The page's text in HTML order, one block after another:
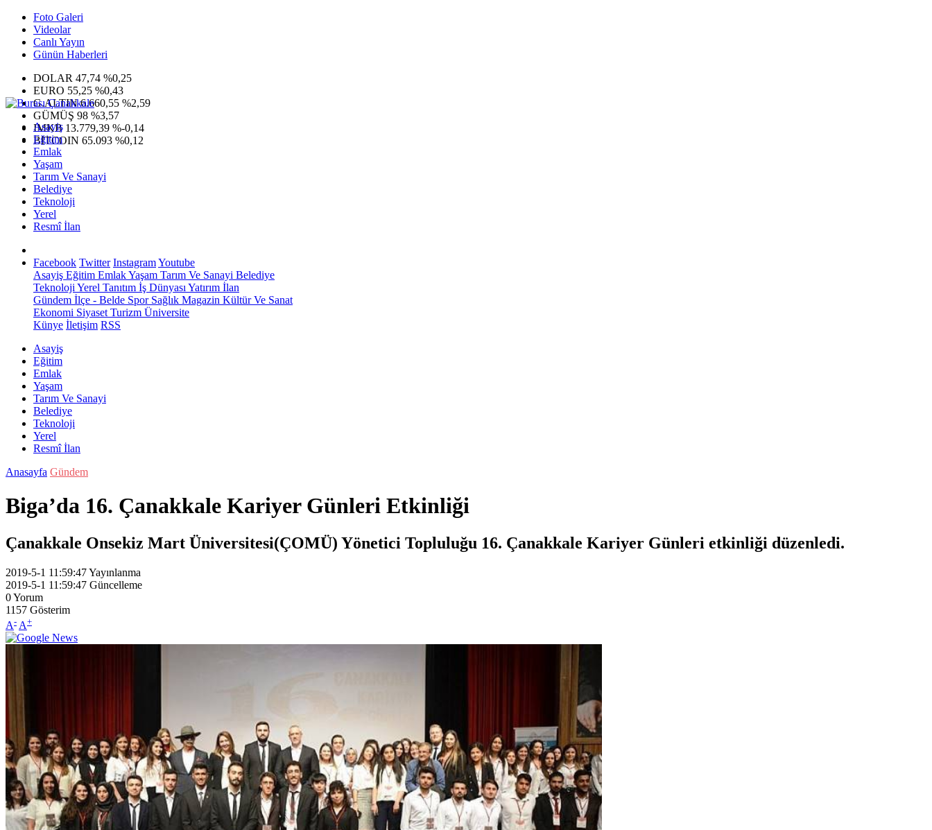
Foto Galeri
Videolar
Canlı Yayın
Günün Haberleri
DOLAR 47,74 %0,25
EURO 55,25 %0,43
G.ALTIN6.660,55 %2,59
GÜMÜŞ 98 %3,57
IMKB 13.779,39 %-0,14
BITCOIN 65.093 %0,12
Asayiş
Eğitim
Emlak
Yaşam
Tarım Ve Sanayi
Belediye
Teknoloji
Yerel
Resmî İlan
Facebook Twitter InstagramYoutube
Asayiş Eğitim EmlakYaşam Tarım Ve Sanayi Belediye
Teknoloji Yerel Tanıtım İş Dünyası Yatırım İlan
Gündem İlçe - Belde SporSağlık Magazin Kültür Ve Sanat
Ekonomi Siyaset Turizm Üniversite
Künye İletişim RSS
Asayiş
Eğitim
Emlak
Yaşam
Tarım Ve Sanayi
Belediye
Teknoloji
Yerel
Resmî İlan
Anasayfa Gündem
Biga’da 16. Çanakkale Kariyer Günleri Etkinliği
Çanakkale Onsekiz Mart Üniversitesi(ÇOMÜ) Yönetici Topluluğu 16. Çanakkale Kariyer Günleri etkinliği düzenledi.
2019-5-1 11:59:47Yayınlanma
2019-5-1 11:59:47 Güncelleme
0Yorum
1157 Gösterim
A- A+